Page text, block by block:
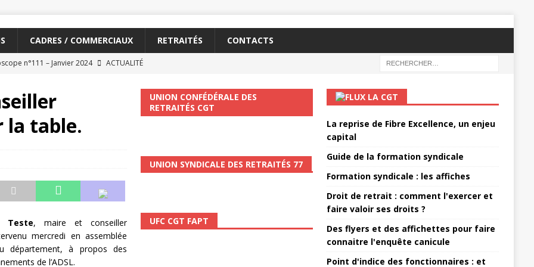
CADRES / COMMERCIAUX RETRAITÉS CONTACTS
n°111 – Janvier 2024
ACTUALITÉ
Gardons la main sur nos congés !
et…. des augmentations pour les salariéS !!!
SECTEUR
de développement de la Direction Commerciale DDCE/Télévente :
Sociales et Culturelles : Un droit, pas un cadeau !
la table.
Teste, maire et conseiller
mercredi en assemblée
département, à propos des
de l’ADSL.
UNION CONFÉDÉRALE DES
RETRAITÉS CGT
UNION SYNDICALE DES RETRAITÉS 77
UFC CGT FAPT
LA CGT
La reprise de Fibre Excellence, un enjeu
capital
Guide de la formation syndicale
Formation syndicale : les affiches
Droit de retrait : comment l'exercer et
faire valoir ses droits ?
Des flyers et des affichettes pour faire
connaitre l'enquête canicule
Point d'indice des fonctionnaires : et